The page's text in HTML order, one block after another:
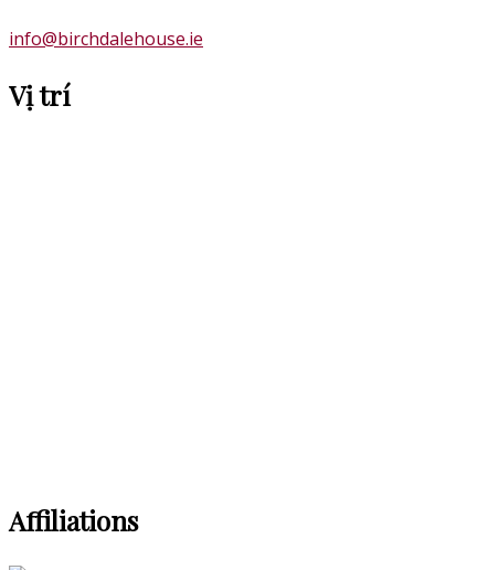
info@birchdalehouse.ie
Vị trí
Affiliations